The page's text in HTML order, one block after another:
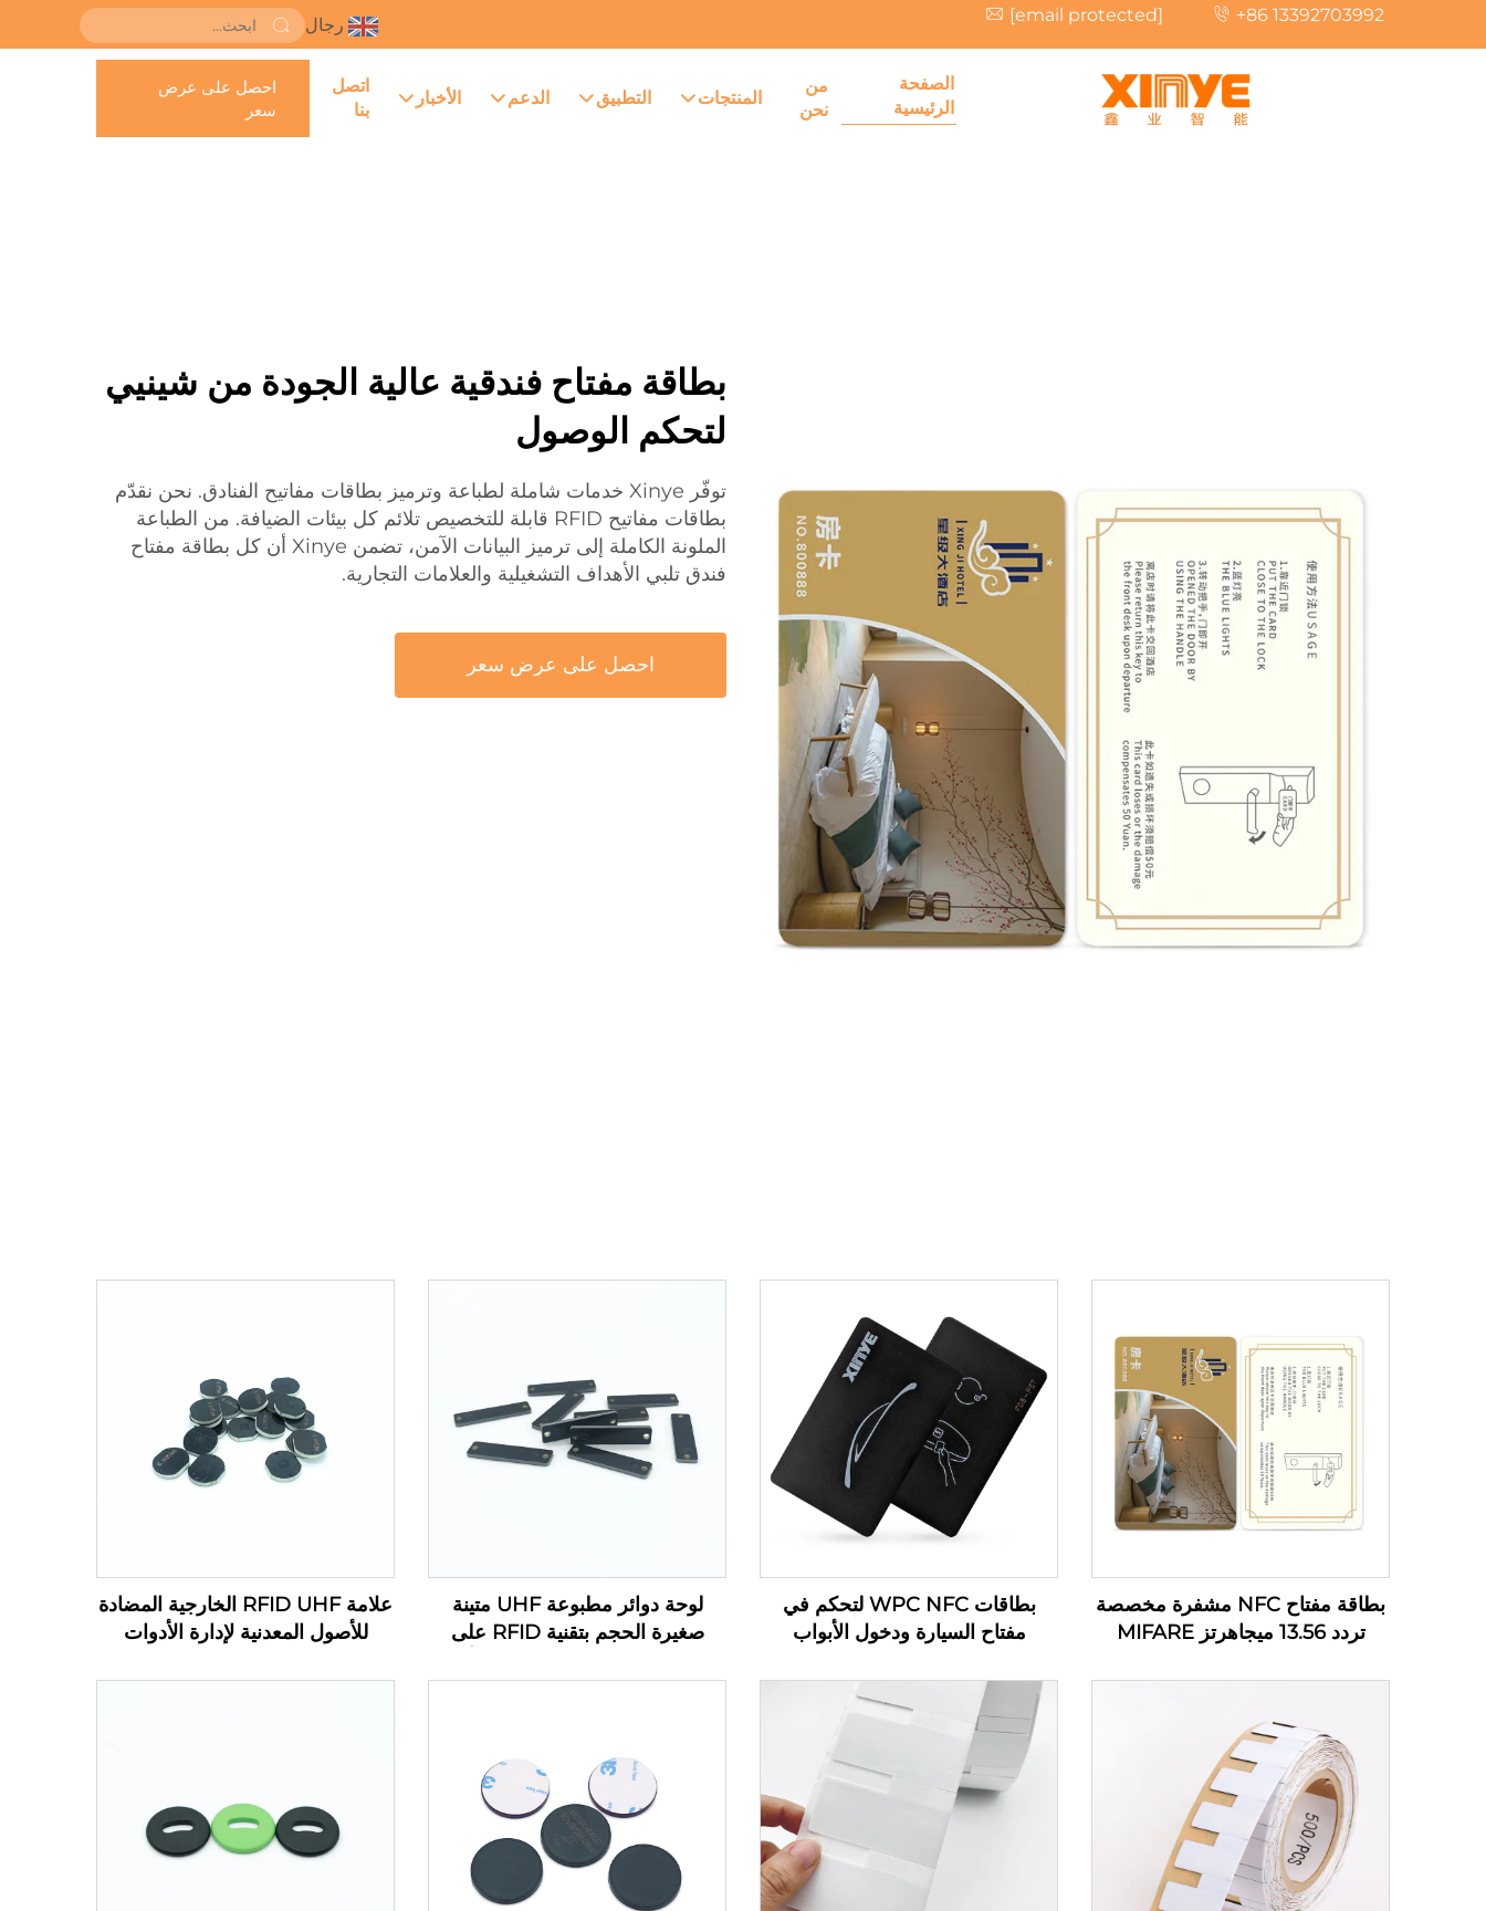
[email protected] +86 13392703992 رجال
الصفحة
الرئيسية
من
نحن
المنتجات التطبيق الدعم الأخبار
اتصل
بنا
احصل على عرض
سعر
بطاقة مفتاح فندقية عالية الجودة من شينيي
لتحكم الوصول
توفّر Xinye خدمات شاملة لطباعة وترميز بطاقات مفاتيح الفنادق. نحن نقدّم
بطاقات مفاتيح RFID قابلة للتخصيص تلائم كل بيئات الضيافة. من الطباعة
الملونة الكاملة إلى ترميز البيانات الآمن، تضمن Xinye أن كل بطاقة مفتاح
فندق تلبي الأهداف التشغيلية والعلامات التجارية.
احصل على عرض سعر
بطاقة مفتاح NFC مشفرة مخصصة
تردد 13.56 ميجاهرتز MIFARE
PVC RFID لمفاتيح فندقية
بطاقات WPC NFC لتحكم في
مفتاح السيارة ودخول الأبواب
لوحة دوائر مطبوعة UHF متينة
صغيرة الحجم بتقنية RFID على
في الصناعة
علامة RFID UHF الخارجية المضادة
للأصول المعدنية لإدارة الأدوات